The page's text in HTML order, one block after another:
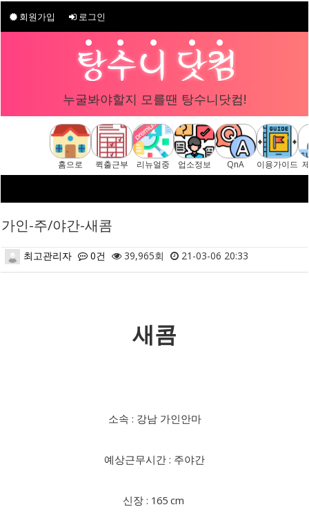
회원가입 로그인
누굴봐야할지 모를땐 탕수니닷컴!
홈으로 퀵출근부 리뉴얼중 업소정보 QnA 이용가이드
가인-주/야간-새콤
최고관리자 0건 39,965회 21-03-06 20:33
새콤
소속 : 강남 가인안마
예상근무시간 : 주야간
신장 : 165 cm